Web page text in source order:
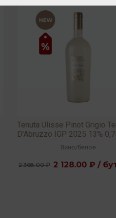
Ulisse Pinot Grigio Terre
IGP 2025 13% 0,75л
₽ 2 128.00 ₽ / бут